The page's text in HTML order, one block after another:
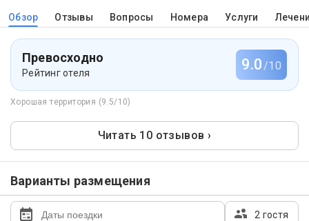
Обзор Отзывы Вопросы Номера Услуги
Превосходно
Рейтинг отеля 9.0/10
Хорошая территория (9.5/10)
Читать 10 отзывов ›
Варианты размещения
2 гостя